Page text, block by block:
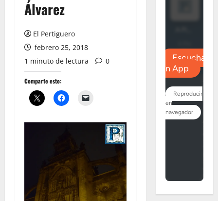
Álvarez
El Pertiguero
febrero 25, 2018
1 minuto de lectura
0
Comparte esto: